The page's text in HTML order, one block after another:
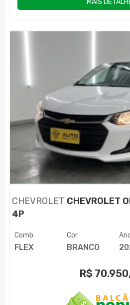
CHEVROLET CHEVROLET
4P
Comb.
FLEX
Cor
BRANCO
R$